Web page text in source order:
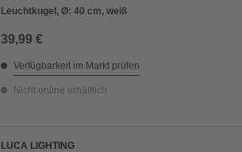
Leuchtkugel, Ø: 40 cm, weiß
39,99 €
Verfügbarkeit im Markt prüfen
Nicht online erhältlich
LUCA LIGHTING